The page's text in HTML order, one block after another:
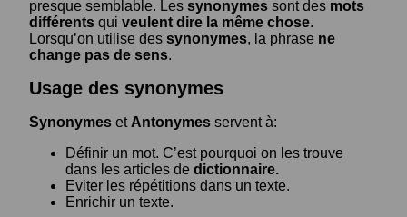
presque semblable. Les synonymes sont des mots
différents qui veulent dire la même chose.
Lorsqu’on utilise des synonymes, la phrase ne
change pas de sens.
Usage des synonymes
Synonymes et Antonymes servent à:
Définir un mot. C’est pourquoi on les trouve
dans les articles de dictionnaire.
Eviter les répétitions dans un texte.
Enrichir un texte.